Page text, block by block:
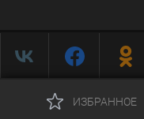
ИЗБРАННОЕ